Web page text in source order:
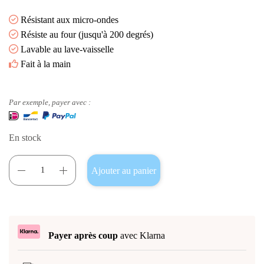
Résistant aux micro-ondes
Résiste au four (jusqu'à 200 degrés)
Lavable au lave-vaisselle
Fait à la main
Par exemple, payer avec :
En stock
Ajouter au panier
Payer après coup avec Klarna